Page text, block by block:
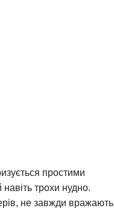
простими
трохи нудно.
не завжди вражають